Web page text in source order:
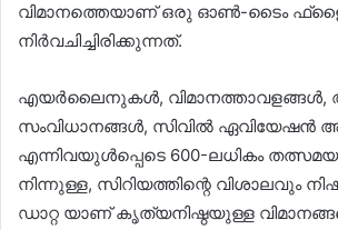
വിമാനത്തെയാണ് ഒരു ഓണ്‍-ടൈം
നിർവചിച്ചിരിക്കുന്നത്.
എയർലൈനുകള്‍,
സംവിധാനങ്ങള്‍, സിവില്‍ ഏവിയേഷൻ
എന്നിവയുള്‍പ്പെടെ 600-ലധികം
നിന്നുള്ള, സിറിയത്തിന്റെ വിശാലവും
ഡാറ്റ യാണ് കൃത്യനിഷ്ഠയുള്ള